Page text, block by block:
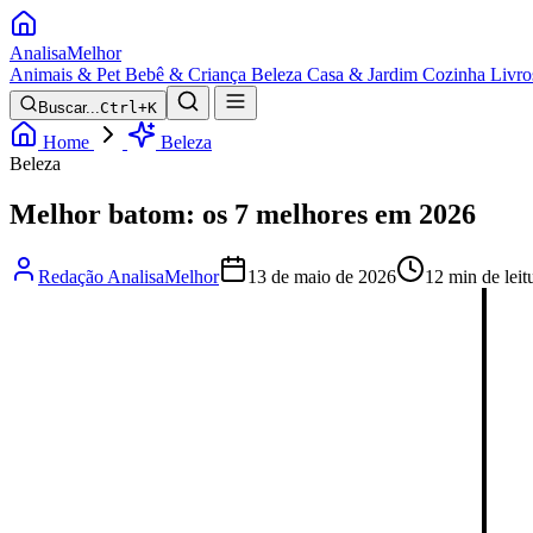
AnalisaMelhor
Animais & Pet Bebê & Criança Beleza Casa & Jardim Cozinha
Buscar...Ctrl+K
Home
Beleza
Beleza
Melhor batom: os 7 melhores em 2026
Redação AnalisaMelhor 13 de maio de 2026 12 min de